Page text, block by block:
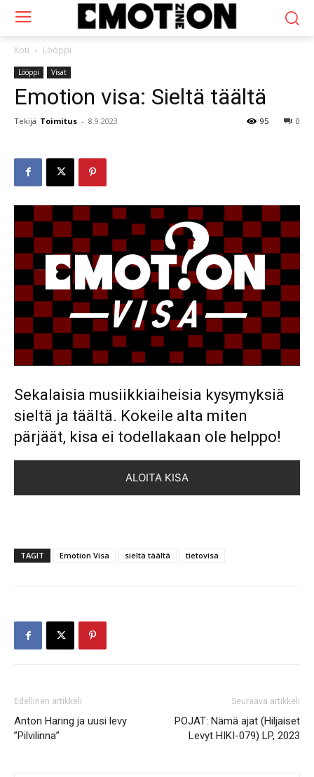
Koti Lööppi
Lööppi Visat
Emotion visa: Sieltä täältä
Tekijä Toimitus - 8.9.2023 0
95
Sekalaisia musiikkiaiheisia kysymyksiä
sieltä ja täältä. Kokeile alta miten
pärjäät, kisa ei todellakaan ole helppo!
ALOITA KISA
TAGIT Emotion Visa sieltä täältä tietovisa
Edellinen artikkeli
Anton Haring ja uusi levy
”Pilvilinna”
Seuraava artikkeli
POJAT: Nämä ajat (Hiljaiset
Levyt HIKI-079) LP, 2023